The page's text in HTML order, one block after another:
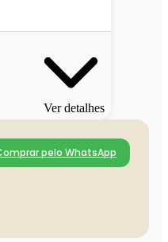
Ver detalhes
pelo WhatsApp